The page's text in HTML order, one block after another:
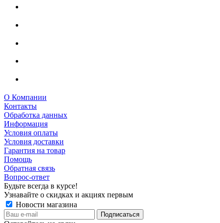
О Компании
Контакты
Обработка данных
Информация
Условия оплаты
Условия доставки
Гарантия на товар
Помощь
Обратная связь
Вопрос-ответ
Будьте всегда в курсе!
Узнавайте о скидках и акциях первым
Новости магазина